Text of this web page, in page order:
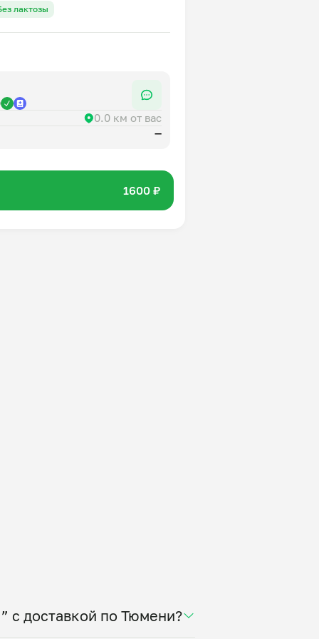
без животного белка и
и богато:
растительными
готовить.
в день.
лактозы
0.0 км от вас
—
1600 ₽
с доставкой по Тюмени?